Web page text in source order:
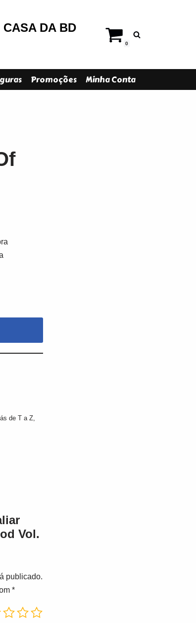
DA BD
0
Promoções Minha Conta
de T a Z,
Vol.
publicado.
*